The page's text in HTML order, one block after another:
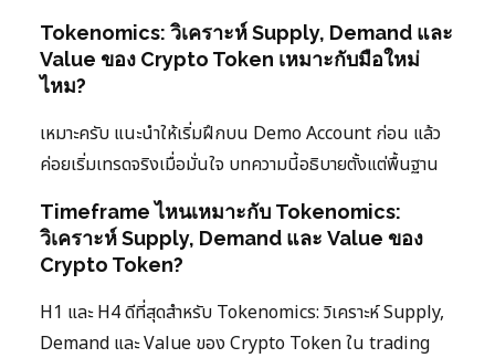
Tokenomics: วิเคราะห์ Supply, Demand และ
Value ของ Crypto Token เหมาะกับมือใหม่
ไหม?
เหมาะครับ แนะนำให้เริ่มฝึกบน Demo Account ก่อน แล้ว
ค่อยเริ่มเทรดจริงเมื่อมั่นใจ บทความนี้อธิบายตั้งแต่พื้นฐาน
Timeframe ไหนเหมาะกับ Tokenomics:
วิเคราะห์ Supply, Demand และ Value ของ
Crypto Token?
H1 และ H4 ดีที่สุดสำหรับ Tokenomics: วิเคราะห์ Supply,
Demand และ Value ของ Crypto Token ใน trading